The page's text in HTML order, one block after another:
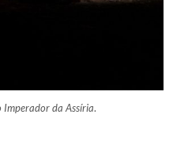
Imperador da Assíria.